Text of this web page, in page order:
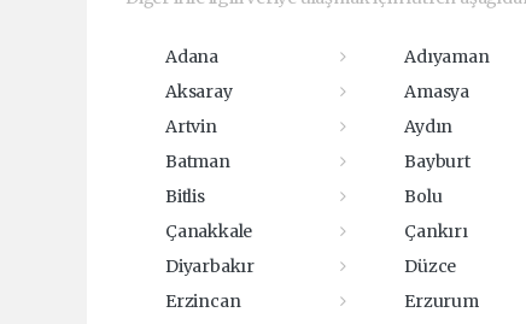
Adana Adıyaman
Aksaray
Amasya
Artvin
Aydın
Batman
Bayburt
Bitlis
Bolu
Çanakkale
Çankırı
Diyarbakır
Düzce
Erzincan
Erzurum